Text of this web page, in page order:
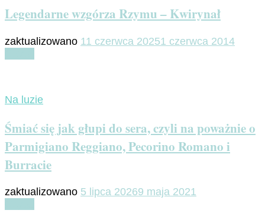
Legendarne wzgórza Rzymu – Kwirynał
zaktualizowano 11 czerwca 20251 czerwca 2014
Na luzie
Śmiać się jak głupi do sera, czyli na poważnie o
Parmigiano Reggiano, Pecorino Romano i
Burracie
zaktualizowano 5 lipca 20269 maja 2021